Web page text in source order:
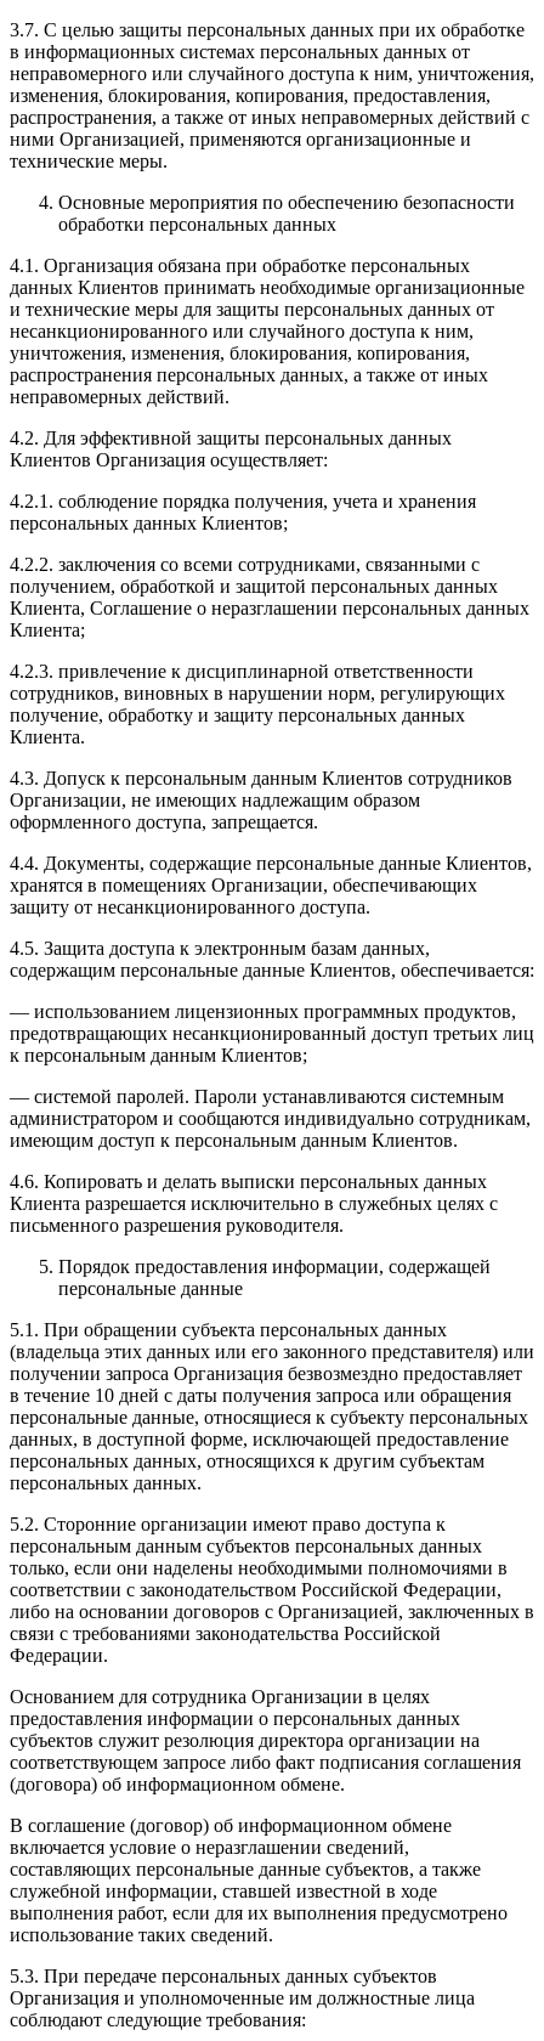
3.7. С целью защиты персональных данных при их обработке
в информационных системах персональных данных от
неправомерного или случайного доступа к ним, уничтожения,
изменения, блокирования, копирования, предоставления,
распространения, а также от иных неправомерных действий с
ними Организацией, применяются организационные и
технические меры.
Основные мероприятия по обеспечению безопасности
обработки персональных данных
4.1. Организация обязана при обработке персональных
данных Клиентов принимать необходимые организационные
и технические меры для защиты персональных данных от
несанкционированного или случайного доступа к ним,
уничтожения, изменения, блокирования, копирования,
распространения персональных данных, а также от иных
неправомерных действий.
4.2. Для эффективной защиты персональных данных
Клиентов Организация осуществляет:
4.2.1. соблюдение порядка получения, учета и хранения
персональных данных Клиентов;
4.2.2. заключения со всеми сотрудниками, связанными с
получением, обработкой и защитой персональных данных
Клиента, Соглашение о неразглашении персональных данных
Клиента;
4.2.3. привлечение к дисциплинарной ответственности
сотрудников, виновных в нарушении норм, регулирующих
получение, обработку и защиту персональных данных
Клиента.
4.3. Допуск к персональным данным Клиентов сотрудников
Организации, не имеющих надлежащим образом
оформленного доступа, запрещается.
4.4. Документы, содержащие персональные данные Клиентов,
хранятся в помещениях Организации, обеспечивающих
защиту от несанкционированного доступа.
4.5. Защита доступа к электронным базам данных,
содержащим персональные данные Клиентов, обеспечивается:
— использованием лицензионных программных продуктов,
предотвращающих несанкционированный доступ третьих лиц
к персональным данным Клиентов;
— системой паролей. Пароли устанавливаются системным
администратором и сообщаются индивидуально сотрудникам,
имеющим доступ к персональным данным Клиентов.
4.6. Копировать и делать выписки персональных данных
Клиента разрешается исключительно в служебных целях с
письменного разрешения руководителя.
Порядок предоставления информации, содержащей
персональные данные
5.1. При обращении субъекта персональных данных
(владельца этих данных или его законного представителя) или
получении запроса Организация безвозмездно предоставляет
в течение 10 дней с даты получения запроса или обращения
персональные данные, относящиеся к субъекту персональных
данных, в доступной форме, исключающей предоставление
персональных данных, относящихся к другим субъектам
персональных данных.
5.2. Сторонние организации имеют право доступа к
персональным данным субъектов персональных данных
только, если они наделены необходимыми полномочиями в
соответствии с законодательством Российской Федерации,
либо на основании договоров с Организацией, заключенных в
связи с требованиями законодательства Российской
Федерации.
Основанием для сотрудника Организации в целях
предоставления информации о персональных данных
субъектов служит резолюция директора организации на
соответствующем запросе либо факт подписания соглашения
(договора) об информационном обмене.
В соглашение (договор) об информационном обмене
включается условие о неразглашении сведений,
составляющих персональные данные субъектов, а также
служебной информации, ставшей известной в ходе
выполнения работ, если для их выполнения предусмотрено
использование таких сведений.
5.3. При передаче персональных данных субъектов
Организация и уполномоченные им должностные лица
соблюдают следующие требования: